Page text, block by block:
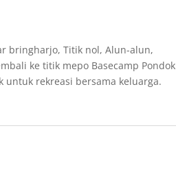
bringharjo, Titik nol, Alun-alun,
ke titik mepo Basecamp Pondok
untuk rekreasi bersama keluarga.